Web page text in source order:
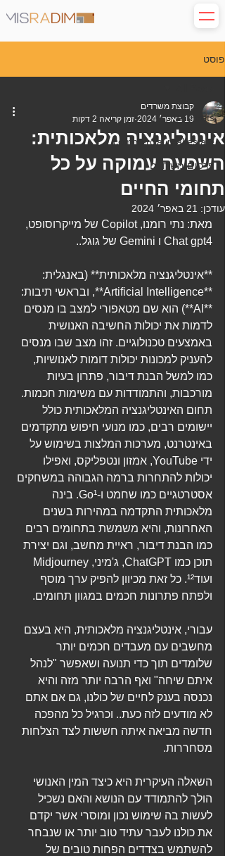
פוסט
All Posts
commercial real estate
פרסום משרדים
אינטליגנציה מלאכותית:
השפעה עמוקה על כל
תחומי החיים
קבוצת משרדים
19 באפר׳ 2024
זמן קריאה 2 דקות
עודכן: 21 באפר׳ 2024
מאת: נתי רומנו, Copilot של מייקרוסופט,
Chat gpt4 ו Gemini של גוגל..
**אינטליגנציה מלאכותית** (באנגלית:
**Artificial Intelligence**, ובראשי תיבות:
**AI**) הוא שם מטאפורי למצב בו מנסים
לדמות את יכולות החשיבה האנושית
באמצעים טכנולוגיים. זהו מצב שבו מנסים
להעניק למכונות יכולות דומות לאנושיות,
כמו למשל הבנת דיבור, פתרון בעיות
מורכבות, והתמודדות עם משימות חכמות.
תחום האינטליגנציה המלאכותית כולל
יישומים רבים, כמו מנועי חיפוש מתקדמים
באינטרנט, מערכות המלצות בשימוש על
ידי YouTube, אמזון ונטפליקס, ואפילו
יכולות להתחרות ברמה הגבוהה במשחקים
אסטרטגיים כמו שחמט ו-Go¹. בינה
מלאכותית התקדמה במהירות בשנים
האחרונות, והיא משמשת בתחומים רבים
כמו הבנת דיבור, ראיית מחשב, וגם יצירת
ועוד¹². כל זאת מכיוון להפיק ערך מוסף
ולפתח פתרונות חכמים במגוון תחומים.
עבורי, אינטליגנציה מלאכותית, היא בעצם
מחשבים עם מעבדים חכמים יותר
שלומדים תוך כדי תנועה ושאפשר "לנהל
איתם שיחה" ואף הרבה יותר מזה והיא
נכנסה בענק לחיים של כולנו, גם אם אתם
לא מודעים לזה כעת.. וכרגיל כל מהפכה
חדשה מביאה איתה חששות לצד הצלחות
מסחררות.
השאלה העיקרית היא כיצד המין האנושי
הולך להתמודד עם הנושא והאם נשכיל
לעשות בה שימוש נכון ומוסרי אשר יקדם
את כולנו לעבר עתיד טוב יותר או שנבחר
להשתמש בצדדים הפחות טובים של